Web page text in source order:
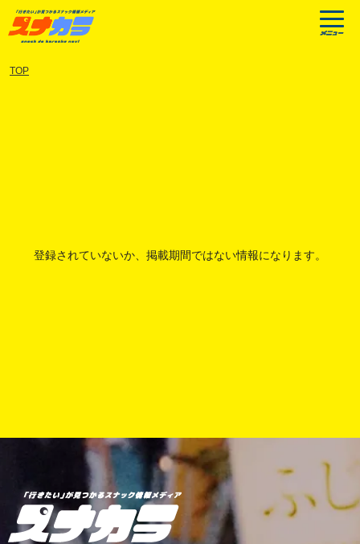
TOP
登録されていないか、掲載期間ではない情報になります。